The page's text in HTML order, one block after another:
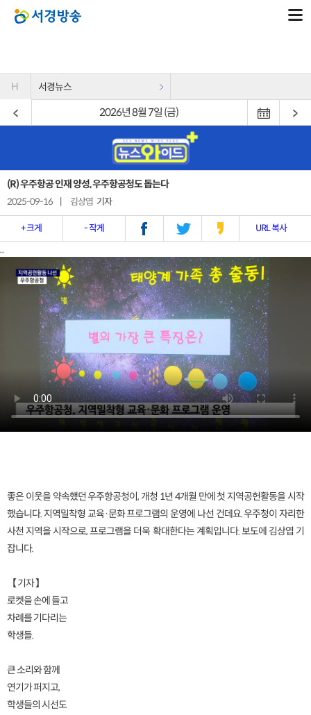
H 서경뉴스
2026년 8월 7일 (금)
(R) 우주항공 인재 양성, 우주항공청도 돕는다
2025-09-16 김상엽 기자
+ 크게 - 작게 URL 복사
..
좋은 이웃을 약속했던 우주항공청이, 개청 1년 4개월 만에 첫 지역공헌활동을 시작
했습니다. 지역밀착형 교육·문화 프로그램의 운영에 나선 건데요. 우주청이 자리한
사천 지역을 시작으로, 프로그램을 더욱 확대한다는 계획입니다. 보도에 김상엽 기
잡니다.
【 기자 】
로켓을 손에 들고
차례를 기다리는
학생들.
큰 소리와 함께
연기가 퍼지고,
학생들의 시선도